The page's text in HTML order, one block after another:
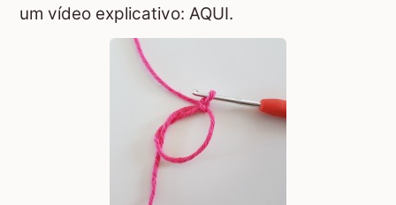
um vídeo explicativo: AQUI.